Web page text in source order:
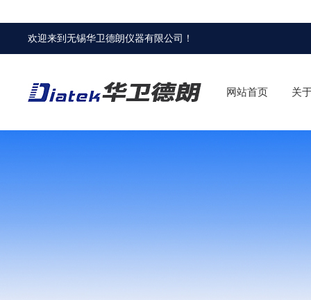
欢迎来到无锡华卫德朗仪器有限公司 ！
网站首页 关